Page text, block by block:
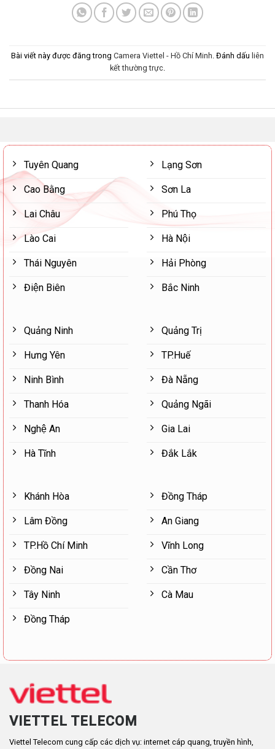
Bài viết này được đăng trong Camera Viettel - Hồ Chí Minh. Đánh dấu liên
kết thường trực.
Tuyên Quang
Cao Bằng
Lai Châu
Lào Cai
Thái Nguyên
Điện Biên
Lạng Sơn
Sơn La
Phú Thọ
Hà Nội
Hải Phòng
Bắc Ninh
Quảng Ninh
Hưng Yên
Ninh Bình
Thanh Hóa
Nghệ An
Hà Tĩnh
Quảng Trị
TP.Huế
Đà Nẵng
Quảng Ngãi
Gia Lai
Đắk Lắk
Khánh Hòa
Lâm Đồng
TP.Hồ Chí Minh
Đồng Nai
Tây Ninh
Đồng Tháp
Đồng Tháp
An Giang
Vĩnh Long
Cần Thơ
Cà Mau
VIETTEL TELECOM
Viettel Telecom cung cấp các dịch vụ: internet cáp quang, truyền hình,